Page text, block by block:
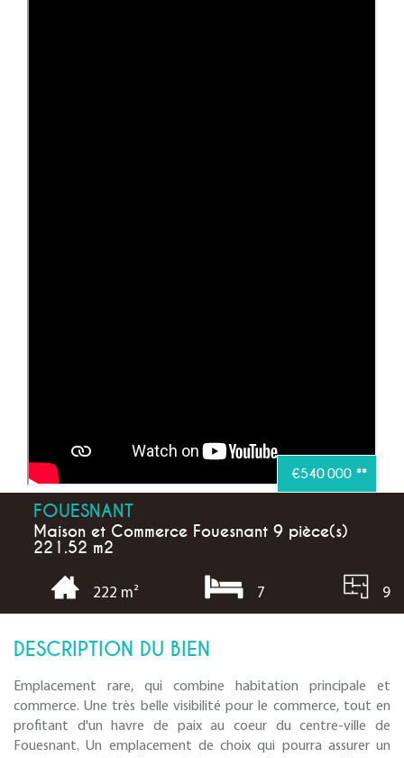
€540 000 **
FOUESNANT
Maison et Commerce Fouesnant 9 pièce(s)
221.52 m2
222 m² 7 9
DESCRIPTION DU BIEN
Emplacement rare, qui combine habitation principale et
commerce. Une très belle visibilité pour le commerce, tout en
profitant d'un havre de paix au coeur du centre-ville de
Fouesnant. Un emplacement de choix qui pourra assurer un